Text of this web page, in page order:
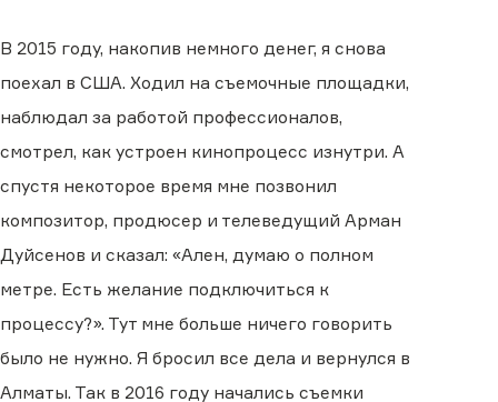
В 2015 году, накопив немного денег, я снова
поехал в США. Ходил на съемочные площадки,
наблюдал за работой профессионалов,
смотрел, как устроен кинопроцесс изнутри. А
спустя некоторое время мне позвонил
композитор, продюсер и телеведущий Арман
Дуйсенов и сказал: «Ален, думаю о полном
метре. Есть желание подключиться к
процессу?». Тут мне больше ничего говорить
было не нужно. Я бросил все дела и вернулся в
Алматы. Так в 2016 году начались съемки